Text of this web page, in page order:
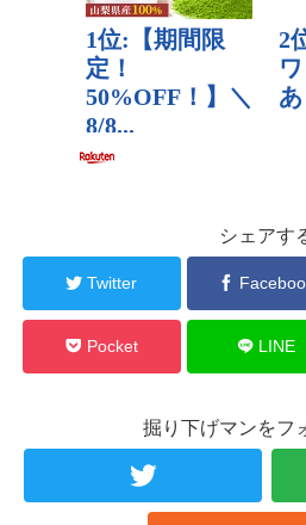
シェアす
Twitter
Pocket LINE
掘り下げマンをフ